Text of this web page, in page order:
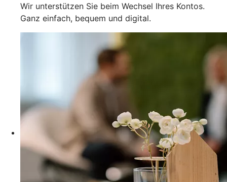
Wir unterstützen Sie beim Wechsel Ihres Kontos.
Ganz einfach, bequem und digital.